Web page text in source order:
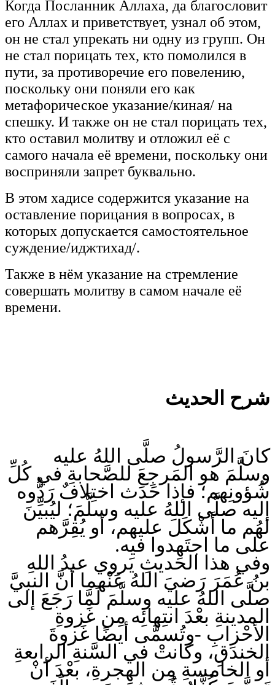
Когда Посланник Аллаха, да благословит
его Аллах и приветствует, узнал об этом,
он не стал упрекать ни одну из групп. Он
не стал порицать тех, кто помолился в
пути, за противоречие его повелению,
поскольку они поняли его как
метафорическое указание/киная/ на
спешку. И также он не стал порицать тех,
кто оставил молитву и отложил её с
самого начала её времени, поскольку они
восприняли запрет буквально.
В этом хадисе содержится указание на
оставление порицания в вопросах, в
которых допускается самостоятельное
суждение/иджтихад/.
Также в нём указание на стремление
совершать молитву в самом начале её
времени.
شرح الحديث
كانَ الرَّسولُ صلَّى اللهُ عليه
وسلَّمَ هو المَرجِعَ للصَّحابةِ في كُلِّ
شُؤونِهم؛ فإذا حَدَث اختِلافٌ رَدُّوه
إليه صلَّى اللهُ عليه وسلَّمَ؛ ليُبيِّنَ
لهُم ما أَشْكَلَ عليهم، أو يُقِرَّهم
على ما اجتَهدوا فيه.
وفي هذا الحَديثِ يَروي عبدُ اللهِ
بنُ عُمَرَ رَضيَ اللهُ عَنْهما أنَّ النبيَّ
صلَّى اللهُ عليه وسلَّمَ لَمَّا رَجَعَ إلى
المدينةِ بعْدَ انتِهائِه مِن غَزوةِ
الأحْزابِ -وتُسمَّى أيضًا غَزوةَ
الخندَقِ، وكانتْ في السَّنةِ الرابعةِ
أو الخامسةِ مِن الهِجرةِ، بعْدَ أنْ